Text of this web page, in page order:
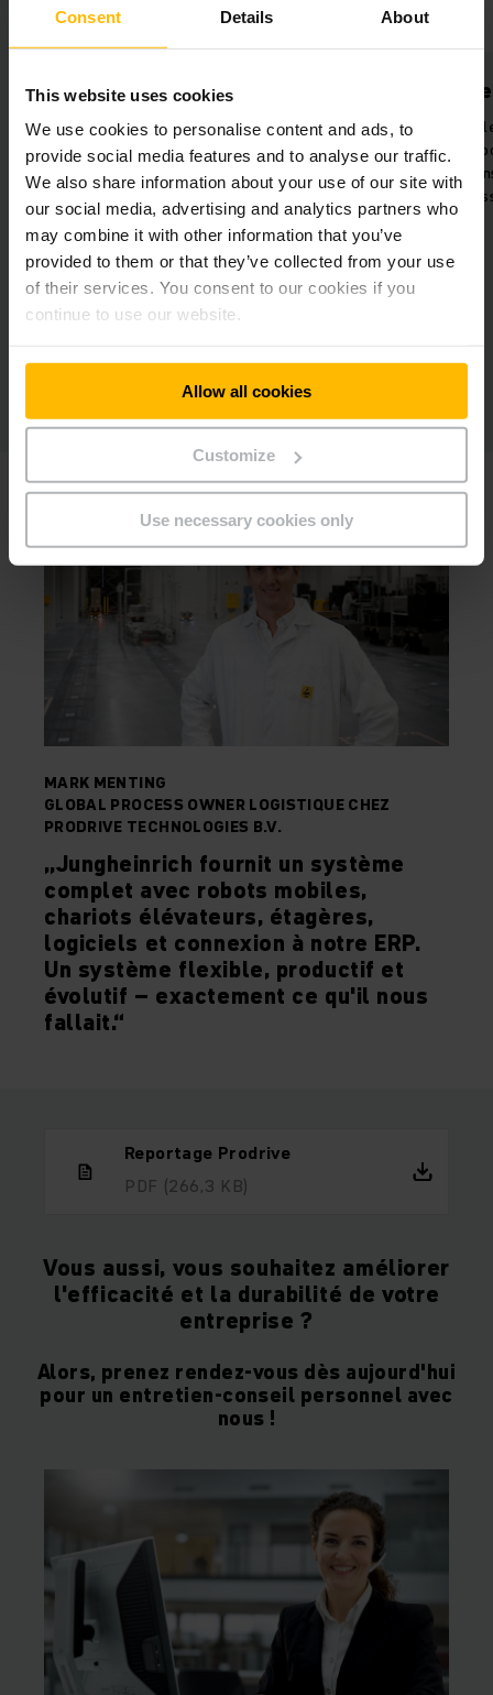
Consent Details About
This website uses cookies
We use cookies to personalise content and ads, to
provide social media features and to analyse our traffic.
We also share information about your use of our site with
our social media, advertising and analytics partners who
may combine it with other information that you’ve
provided to them or that they’ve collected from your use
of their services. You consent to our cookies if you
continue to use our website.
Allow all cookies
Customize
Use necessary cookies only
assurance qualité
Des robots mobiles disponibles
24 heures sur 24 pour améliorer la
qualité et la transparence des
Le robot
lithium-
MARK MENTING
GLOBAL PROCESS OWNER LOGISTIQUE CHEZ
PRODRIVE TECHNOLOGIES B.V.
„Jungheinrich fournit un système
complet avec robots mobiles,
chariots élévateurs, étagères,
logiciels et connexion à notre ERP.
Un système flexible, productif et
évolutif – exactement ce qu'il nous
fallait.“
Reportage Prodrive
PDF (266,3 KB)
Vous aussi, vous souhaitez améliorer
l'efficacité et la durabilité de votre
entreprise ?
Alors, prenez rendez-vous dès aujourd'hui
pour un entretien-conseil personnel avec
nous !